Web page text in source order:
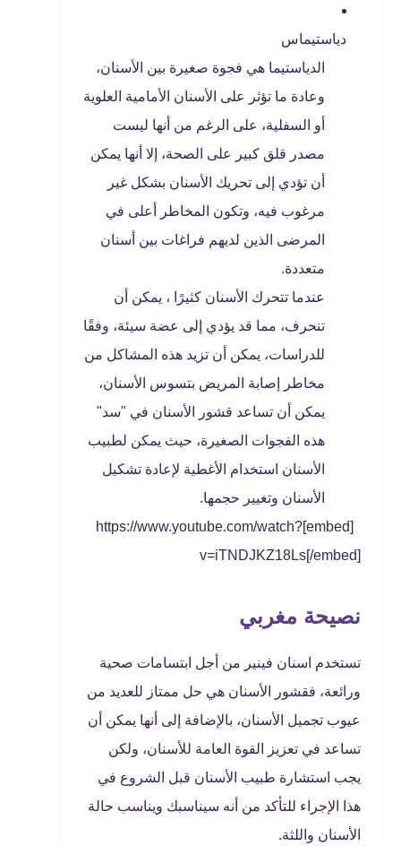
دياستيماس
الدياستيما هي فجوة صغيرة بين الأسنان،
وعادة ما تؤثر على الأسنان الأمامية العلوية
أو السفلية، على الرغم من أنها ليست
مصدر قلق كبير على الصحة، إلا أنها يمكن
أن تؤدي إلى تحريك الأسنان بشكل غير
مرغوب فيه، وتكون المخاطر أعلى في
المرضى الذين لديهم فراغات بين أسنان
متعددة.
عندما تتحرك الأسنان كثيرًا ، يمكن أن
تنحرف، مما قد يؤدي إلى عضة سيئة، وفقًا
للدراسات، يمكن أن تزيد هذه المشاكل من
مخاطر إصابة المريض بتسوس الأسنان،
يمكن أن تساعد قشور الأسنان في "سد"
هذه الفجوات الصغيرة، حيث يمكن لطبيب
الأسنان استخدام الأغطية لإعادة تشكيل
الأسنان وتغيير حجمها.
[embed]https://www.youtube.com/watch?
v=iTNDJKZ18Ls[/embed]
نصيحة مغربي
تستخدم اسنان فينير من أجل ابتسامات صحية
ورائعة، فقشور الأسنان هي حل ممتاز للعديد من
عيوب تجميل الأسنان، بالإضافة إلى أنها يمكن أن
تساعد في تعزيز القوة العامة للأسنان، ولكن
يجب استشارة طبيب الأسنان قبل الشروع في
هذا الإجراء للتأكد من أنه سيناسبك ويناسب حالة
الأسنان واللثة.